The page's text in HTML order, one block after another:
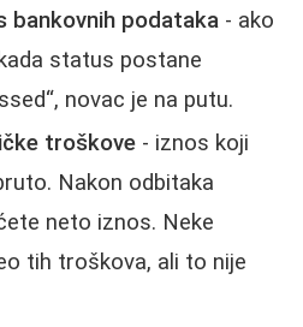
bankovnih podataka - ako
status postane
novac je na putu.
troškove - iznos koji
Nakon odbitaka
neto iznos. Neke
tih troškova, ali to nije